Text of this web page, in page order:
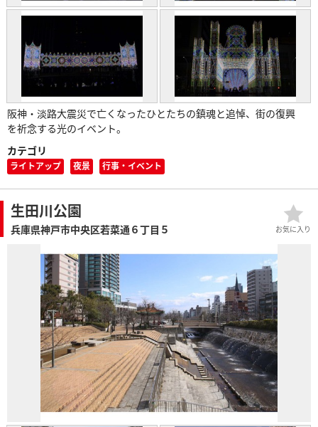
阪神・淡路大震災で亡くなったひとたちの鎮魂と追悼、街の復興
を祈念する光のイベント。
カテゴリ
ライトアップ 夜景 行事・イベント
生田川公園
兵庫県神戸市中央区若菜通６丁目５ お気に入り